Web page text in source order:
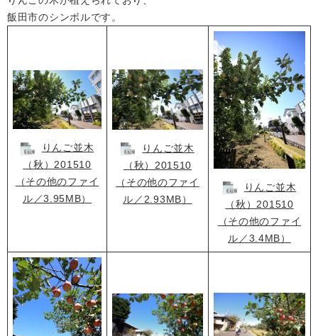
飯田市のシンボルです。
りんご並木
（秋）201510
（その他のファイ
ル／3.95MB）
りんご並木
（秋）201510
（その他のファイ
ル／2.93MB）
りんご並木
（秋）201510
（その他のファイ
ル／3.4MB）